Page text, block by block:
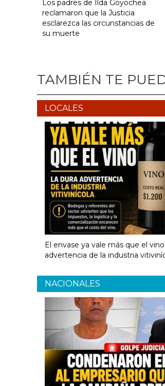
Los padres de Ilda Goyochea
reclamaron que la Justicia
esclarezca las circunstancias de
su muerte
TAMBIÉN TE
LOCALES
El envase ya vale más que el
advertencia de la industria
NACIONALES